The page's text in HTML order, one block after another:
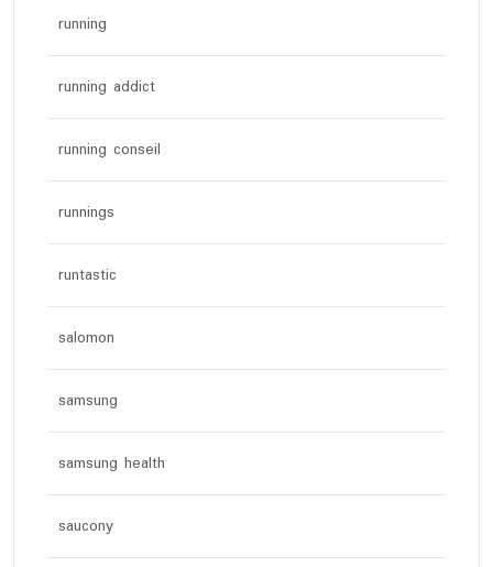
running
running addict
running conseil
runnings
runtastic
salomon
samsung
samsung health
saucony